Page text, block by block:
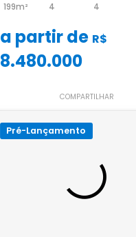
199m² 4 4
a partir de R$
8.480.000
COMPARTILHAR
Pré-Lançamento